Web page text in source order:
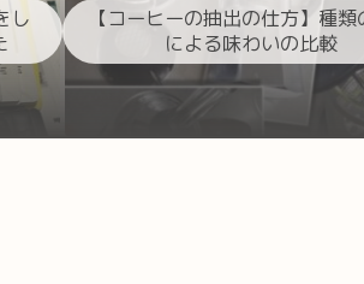
し
【コーヒーの抽出の仕方】種類
による味わいの比較